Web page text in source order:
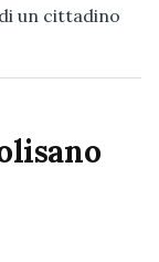
un cittadino